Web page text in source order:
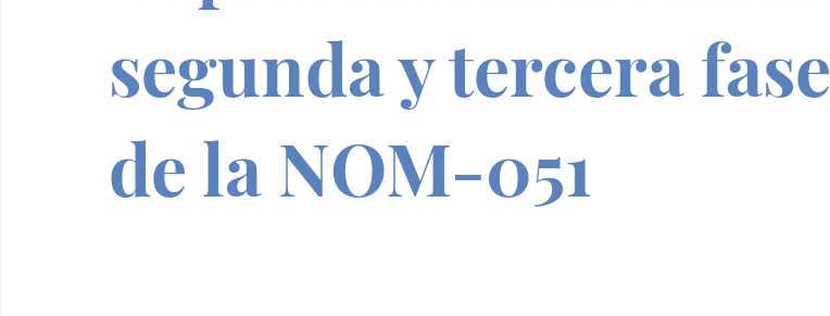
segunda y tercera fase
de la NOM-051